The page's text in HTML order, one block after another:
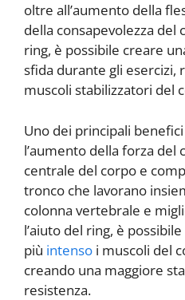
oltre all’aumento della
della consapevolezza del
ring, è possibile creare
sfida durante gli esercizi,
muscoli stabilizzatori del
Uno dei principali
l’aumento della forza del
centrale del corpo e
tronco che lavorano
colonna vertebrale e
l’aiuto del ring, è
più intenso i muscoli del
creando una maggiore
resistenza.